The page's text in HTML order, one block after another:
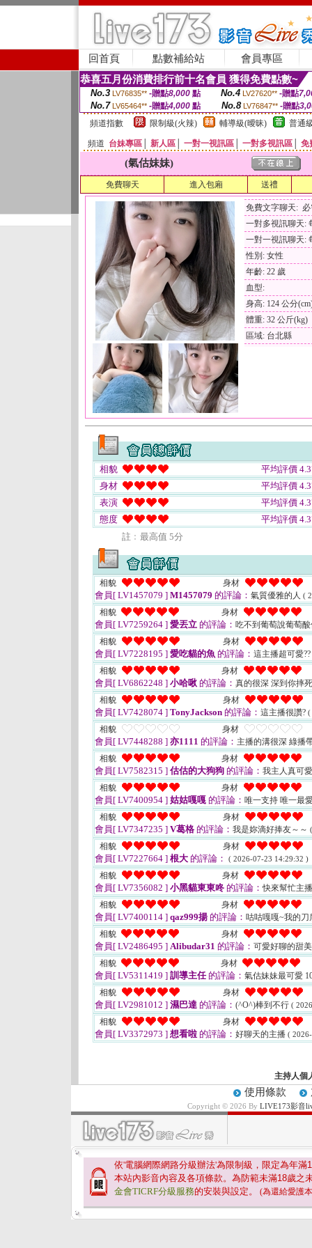
回首頁 點數補給站 會員專區
恭喜五月份消費排行前十名會員 獲得免費點數~
No.3 LV76835** -贈點8,000點 No.4 LV27620** -贈點
No.7 LV65464** -贈點4,000 點 No.8 LV76847** -贈點
頻道指數
限制級(火辣) 輔導級(曖昧) 普通
頻道 台妹專區 新人區 一對一視訊區 一對多視訊區 免
(氣估妹妹)
免費聊天 進入包廂 送禮
免費文字聊天:
一對多視訊聊天:
一對一視訊聊天:
性別: 女性
年齡: 22 歲
血型:
身高: 124 公分
體重: 32 公斤(kg)
區域: 台北縣
相貌
平均評價
身材
平均評價
表演
平均評價
態度
平均評價
註﹕最高值 5分
相貌 身材
會員[ LV1457079 ] M1457079 的評論： 氣質優雅的人 (
相貌 身材
會員[ LV7259264 ] 愛丟立 的評論： 吃不到葡萄說葡萄
相貌
身材
會員[ LV7228195 ] 愛吃貓的魚 的評論： 這主播超可愛??
相貌
身材
會員[ LV6862248 ] 小哈啾 的評論： 真的很深 深到你摔
相貌
身材
會員[ LV7428074 ] TonyJackson 的評論： 這主播很讚? (
相貌 身材
會員[ LV7448288 ] 亦1111 的評論： 主播的溝很深 綠播
相貌
身材
會員[ LV7582315 ] 估估的大狗狗 的評論： 我主人真可
相貌
身材
會員[ LV7400954 ] 姑姑嘎嘎 的評論： 唯一支持 唯一最
相貌
身材
會員[ LV7347235 ] V葛格 的評論： 我是妳滴好捧友～～
相貌 身材
會員[ LV7227664 ] 根大 的評論： ( 2026-07-23 14:29:32 )
相貌 身材
會員[ LV7356082 ] 小黑貓東東咚 的評論：快來幫忙主
相貌
身材
會員[ LV7400114 ] qaz999揚 的評論： 咕咕嘎嘎~我的
相貌
身材
會員[ LV2486495 ] Alibudar31 的評論： 可愛好聊的甜
相貌
身材
會員[ LV5311419 ] 訓導主任的評論： 氣估妹妹最可愛
相貌
身材
會員[ LV2981012 ] 濕巴達 的評論： (^O^)棒到不行 (
相貌 身材
會員[ LV3372973 ] 想看啦 的評論： 好聊天的主播 (
主持人個
使用條款
Copyright © 2026 By LIVE173影音
依'電腦網際網路分級辦法'為限制級，限定為年滿
本站內影音內容及各項條款。為防範未滿18歲之
金會TICRF分級服務的安裝與設定。 (為還給愛護